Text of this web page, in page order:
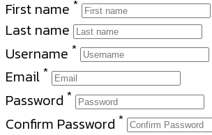
First name *
Last name
Username *
Email *
Password *
Confirm Password *